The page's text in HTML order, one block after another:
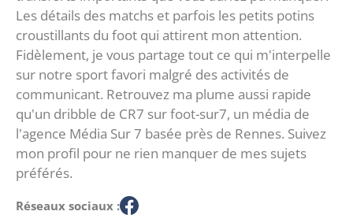
Les détails des matchs et parfois les petits potins
croustillants du foot qui attirent mon attention.
Fidèlement, je vous partage tout ce qui m'interpelle
sur notre sport favori malgré des activités de
communicant. Retrouvez ma plume aussi rapide
qu'un dribble de CR7 sur foot-sur7, un média de
l'agence Média Sur 7 basée près de Rennes. Suivez
mon profil pour ne rien manquer de mes sujets
préférés.
Réseaux sociaux :